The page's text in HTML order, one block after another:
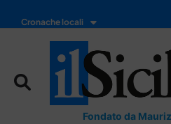
Cronache locali
Fondato da